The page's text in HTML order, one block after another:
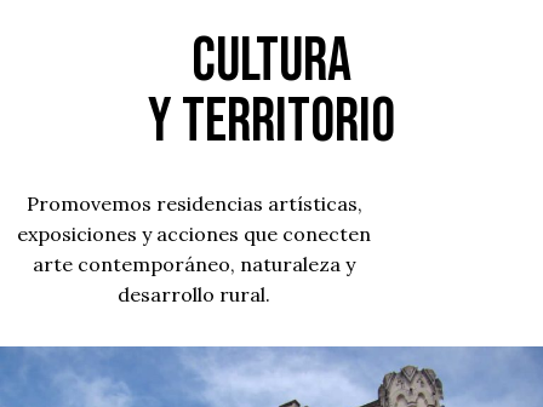
Cultura
y territorio
Promovemos residencias artísticas,
exposiciones y acciones que conecten
arte contemporáneo, naturaleza y
desarrollo rural.